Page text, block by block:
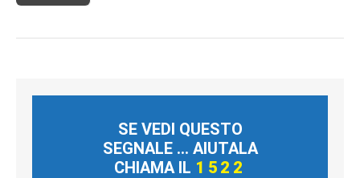
SE VEDI QUESTO
SEGNALE ... AIUTALA
CHIAMA IL 1522